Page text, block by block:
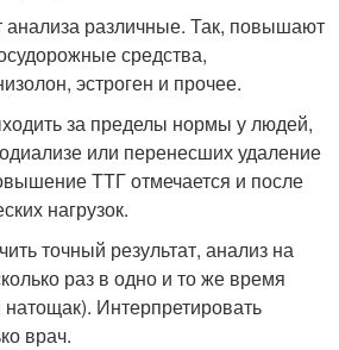
анализа различные. Так, повышают
средства,
эстроген и прочее.
за пределы нормы у людей,
или перенесших удаление
ТТГ отмечается и после
нагрузок.
точный результат, анализ на
раз в одно и то же время
натощак). Интерпретировать
врач.